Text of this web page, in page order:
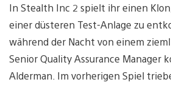
In Stealth Inc 2 spielt ihr einen
einer düsteren Test-Anlage zu
während der Nacht von einem
Senior Quality Assurance Manager
Alderman. Im vorherigen Spiel